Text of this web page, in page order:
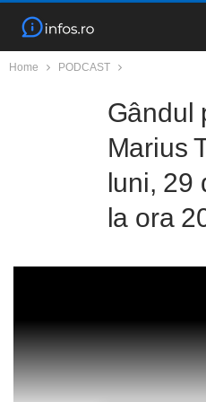
Home PODCAST
Gândul
Marius
luni, 29
la ora